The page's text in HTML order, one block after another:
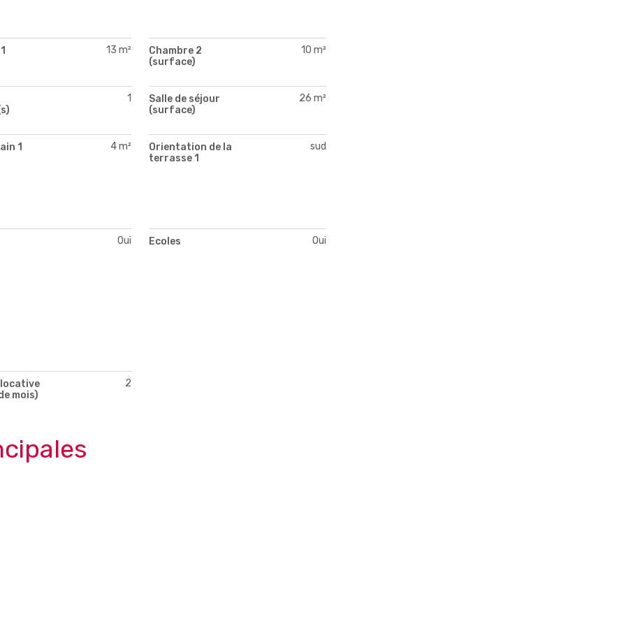
13 m²
Chambre 2
(surface)
10 m²
1
Salle de séjour
(surface)
26 m²
1
4 m²
Orientation de la
terrasse 1
sud
Oui Ecoles Oui
mois)
2